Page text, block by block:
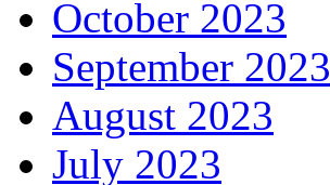
October 2023
September 2023
August 2023
July 2023